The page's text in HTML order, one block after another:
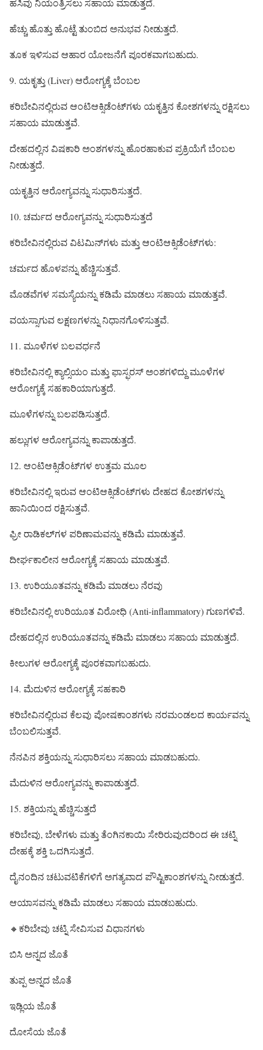
ಹಸಿವು ನಿಯಂತ್ರಿಸಲು ಸಹಾಯ ಮಾಡುತ್ತದೆ.
ಹೆಚ್ಚು ಹೊತ್ತು ಹೊಟ್ಟೆ ತುಂಬಿದ ಅನುಭವ ನೀಡುತ್ತದೆ.
ತೂಕ ಇಳಿಸುವ ಆಹಾರ ಯೋಜನೆಗೆ ಪೂರಕವಾಗಬಹುದು.
9. ಯಕೃತ್ತು (Liver) ಆರೋಗ್ಯಕ್ಕೆ ಬೆಂಬಲ
ಕರಿಬೇವಿನಲ್ಲಿರುವ ಆಂಟಿಆಕ್ಸಿಡೆಂಟ್‌ಗಳು ಯಕೃತ್ತಿನ ಕೋಶಗಳನ್ನು ರಕ್ಷಿಸಲು
ಸಹಾಯ ಮಾಡುತ್ತವೆ.
ದೇಹದಲ್ಲಿನ ವಿಷಕಾರಿ ಅಂಶಗಳನ್ನು ಹೊರಹಾಕುವ ಪ್ರಕ್ರಿಯೆಗೆ ಬೆಂಬಲ
ನೀಡುತ್ತದೆ.
ಯಕೃತ್ತಿನ ಆರೋಗ್ಯವನ್ನು ಸುಧಾರಿಸುತ್ತದೆ.
10. ಚರ್ಮದ ಆರೋಗ್ಯವನ್ನು ಸುಧಾರಿಸುತ್ತದೆ
ಕರಿಬೇವಿನಲ್ಲಿರುವ ವಿಟಮಿನ್‌ಗಳು ಮತ್ತು ಆಂಟಿಆಕ್ಸಿಡೆಂಟ್‌ಗಳು:
ಚರ್ಮದ ಹೊಳಪನ್ನು ಹೆಚ್ಚಿಸುತ್ತವೆ.
ಮೊಡವೆಗಳ ಸಮಸ್ಯೆಯನ್ನು ಕಡಿಮೆ ಮಾಡಲು ಸಹಾಯ ಮಾಡುತ್ತವೆ.
ವಯಸ್ಸಾಗುವ ಲಕ್ಷಣಗಳನ್ನು ನಿಧಾನಗೊಳಿಸುತ್ತವೆ.
11. ಮೂಳೆಗಳ ಬಲವರ್ಧನೆ
ಕರಿಬೇವಿನಲ್ಲಿ ಕ್ಯಾಲ್ಸಿಯಂ ಮತ್ತು ಫಾಸ್ಫರಸ್ ಅಂಶಗಳಿದ್ದು ಮೂಳೆಗಳ
ಆರೋಗ್ಯಕ್ಕೆ ಸಹಕಾರಿಯಾಗುತ್ತದೆ.
ಮೂಳೆಗಳನ್ನು ಬಲಪಡಿಸುತ್ತದೆ.
ಹಲ್ಲುಗಳ ಆರೋಗ್ಯವನ್ನು ಕಾಪಾಡುತ್ತದೆ.
12. ಆಂಟಿಆಕ್ಸಿಡೆಂಟ್‌ಗಳ ಉತ್ತಮ ಮೂಲ
ಕರಿಬೇವಿನಲ್ಲಿ ಇರುವ ಆಂಟಿಆಕ್ಸಿಡೆಂಟ್‌ಗಳು ದೇಹದ ಕೋಶಗಳನ್ನು
ಹಾನಿಯಿಂದ ರಕ್ಷಿಸುತ್ತವೆ.
ಫ್ರೀ ರಾಡಿಕಲ್‌ಗಳ ಪರಿಣಾಮವನ್ನು ಕಡಿಮೆ ಮಾಡುತ್ತವೆ.
ದೀರ್ಘಕಾಲೀನ ಆರೋಗ್ಯಕ್ಕೆ ಸಹಾಯ ಮಾಡುತ್ತವೆ.
13. ಉರಿಯೂತವನ್ನು ಕಡಿಮೆ ಮಾಡಲು ನೆರವು
ಕರಿಬೇವಿನಲ್ಲಿ ಉರಿಯೂತ ವಿರೋಧಿ (Anti-inflammatory) ಗುಣಗಳಿವೆ.
ದೇಹದಲ್ಲಿನ ಉರಿಯೂತವನ್ನು ಕಡಿಮೆ ಮಾಡಲು ಸಹಾಯ ಮಾಡುತ್ತದೆ.
ಕೀಲುಗಳ ಆರೋಗ್ಯಕ್ಕೆ ಪೂರಕವಾಗಬಹುದು.
14. ಮೆದುಳಿನ ಆರೋಗ್ಯಕ್ಕೆ ಸಹಕಾರಿ
ಕರಿಬೇವಿನಲ್ಲಿರುವ ಕೆಲವು ಪೋಷಕಾಂಶಗಳು ನರಮಂಡಲದ ಕಾರ್ಯವನ್ನು
ಬೆಂಬಲಿಸುತ್ತವೆ.
ನೆನಪಿನ ಶಕ್ತಿಯನ್ನು ಸುಧಾರಿಸಲು ಸಹಾಯ ಮಾಡಬಹುದು.
ಮೆದುಳಿನ ಆರೋಗ್ಯವನ್ನು ಕಾಪಾಡುತ್ತದೆ.
15. ಶಕ್ತಿಯನ್ನು ಹೆಚ್ಚಿಸುತ್ತದೆ
ಕರಿಬೇವು, ಬೇಳೆಗಳು ಮತ್ತು ತೆಂಗಿನಕಾಯಿ ಸೇರಿರುವುದರಿಂದ ಈ ಚಟ್ನಿ
ದೇಹಕ್ಕೆ ಶಕ್ತಿ ಒದಗಿಸುತ್ತದೆ.
ದೈನಂದಿನ ಚಟುವಟಿಕೆಗಳಿಗೆ ಅಗತ್ಯವಾದ ಪೌಷ್ಟಿಕಾಂಶಗಳನ್ನು ನೀಡುತ್ತದೆ.
ಆಯಾಸವನ್ನು ಕಡಿಮೆ ಮಾಡಲು ಸಹಾಯ ಮಾಡಬಹುದು.
🔸ಕರಿಬೇವು ಚಟ್ನಿ ಸೇವಿಸುವ ವಿಧಾನಗಳು
ಬಿಸಿ ಅನ್ನದ ಜೊತೆ
ತುಪ್ಪ ಅನ್ನದ ಜೊತೆ
ಇಡ್ಲಿಯ ಜೊತೆ
ದೋಸೆಯ ಜೊತೆ